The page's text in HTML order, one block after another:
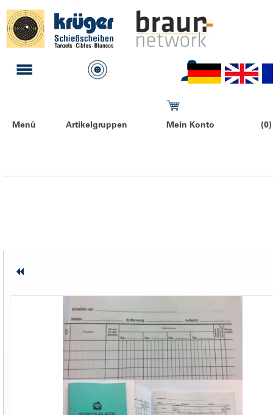
Menü Artikelgruppen Mein Konto